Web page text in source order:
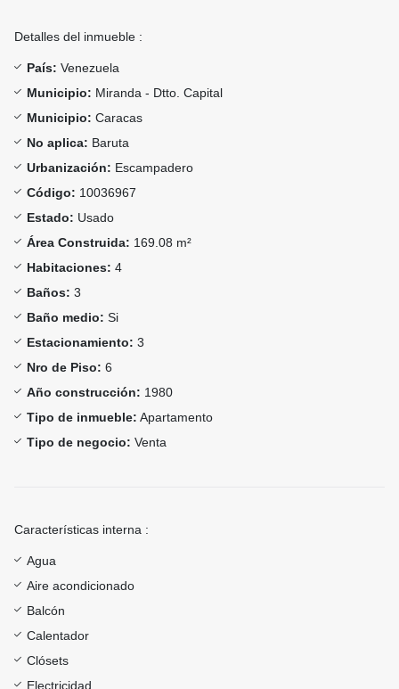
Detalles del inmueble :
País: Venezuela
Municipio: Miranda - Dtto. Capital
Municipio: Caracas
No aplica: Baruta
Urbanización: Escampadero
Código: 10036967
Estado: Usado
Área Construida: 169.08 m²
Habitaciones: 4
Baños: 3
Baño medio: Si
Estacionamiento: 3
Nro de Piso: 6
Año construcción: 1980
Tipo de inmueble: Apartamento
Tipo de negocio: Venta
Características interna :
Agua
Aire acondicionado
Balcón
Calentador
Clósets
Electricidad